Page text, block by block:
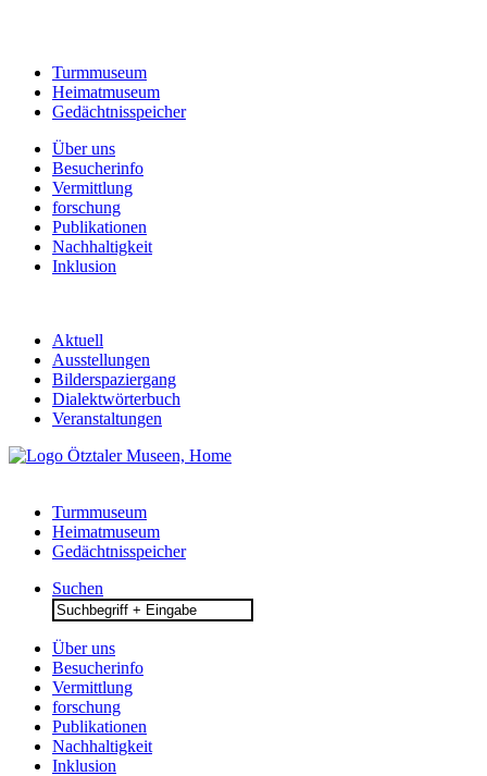
Turmmuseum
Heimatmuseum
Gedächtnisspeicher
Über uns
Besucherinfo
Vermittlung
forschung
Publikationen
Nachhaltigkeit
Inklusion
Aktuell
Ausstellungen
Bilderspaziergang
Dialektwörterbuch
Veranstaltungen
Turmmuseum
Heimatmuseum
Gedächtnisspeicher
Suchen
Search
for:
Über uns
Besucherinfo
Vermittlung
forschung
Publikationen
Nachhaltigkeit
Inklusion